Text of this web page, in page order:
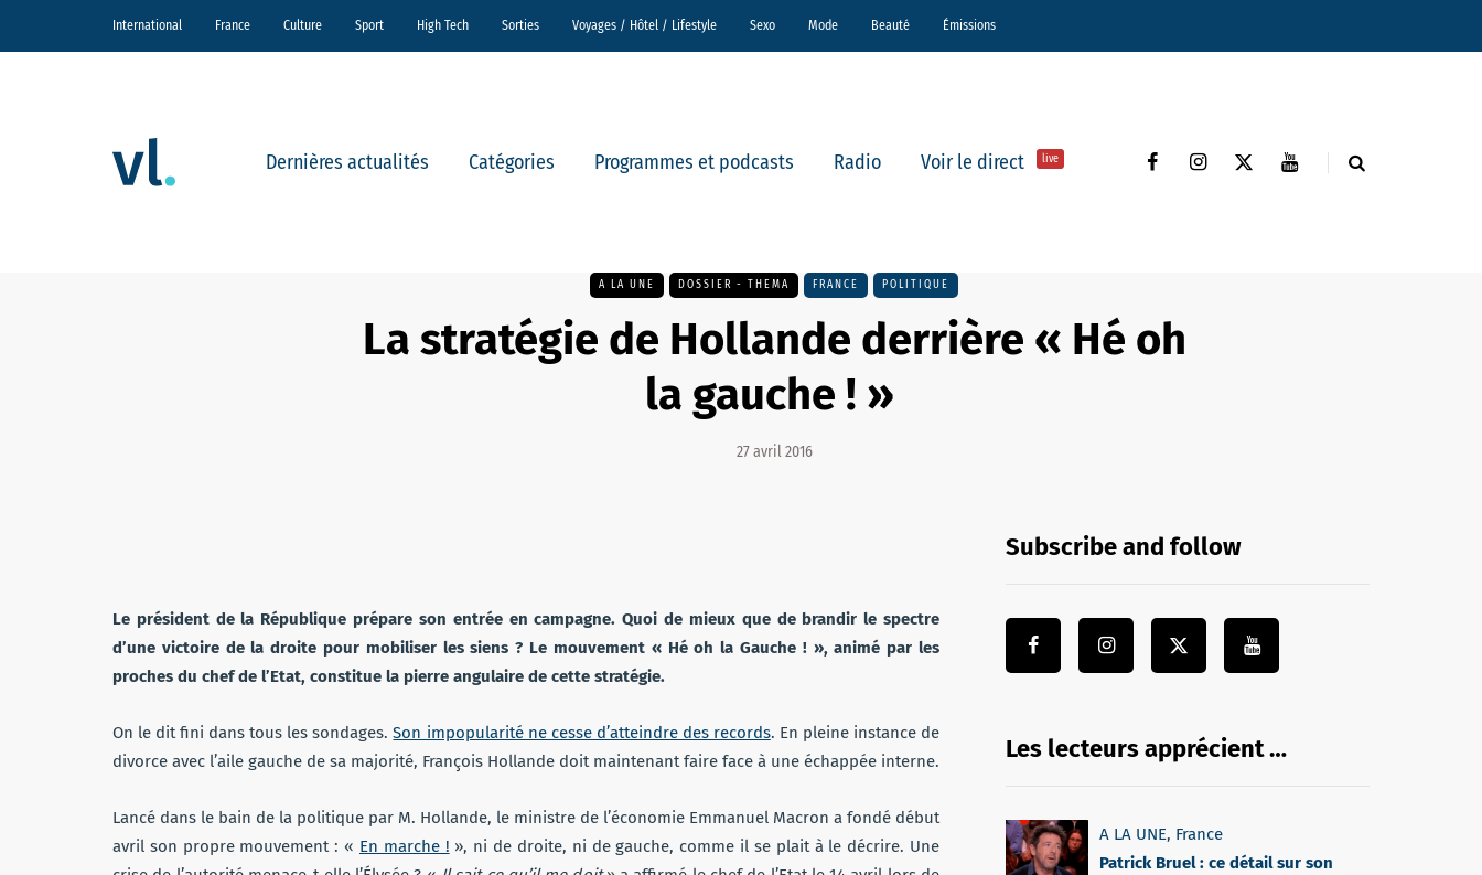
International France Culture Sport High Tech Sorties Voyages / Hôtel / Lifestyle Sexo Mode Beauté Émissions
Dernières actualités Catégories Programmes et podcasts Radio Voir le direct live
A LA UNE DOSSIER - THEMA FRANCE POLITIQUE
La stratégie de Hollande derrière « Hé oh
la gauche ! »
27 avril 2016
Le président de la République prépare son entrée en campagne. Quoi de mieux que de brandir le spectre
d’une victoire de la droite pour mobiliser les siens ? Le mouvement « Hé oh la Gauche ! », animé par les
proches du chef de l’Etat, constitue la pierre angulaire de cette stratégie.
On le dit fini dans tous les sondages.Son impopularité ne cesse d’atteindre des records. En pleine instance de
divorce avec l’aile gauche de sa majorité, François Hollande doit maintenant faire face à une échappée interne.
Lancé dans le bain de la politique par M. Hollande, le ministre de l’économie Emmanuel Macron a fondé début
avril son propre mouvement : « En marche ! », ni de droite, ni de gauche, comme il se plait à le décrire. Une
Subscribe and follow
Les lecteurs apprécient …
A LA UNE, France
Patrick Bruel : ce détail sur son